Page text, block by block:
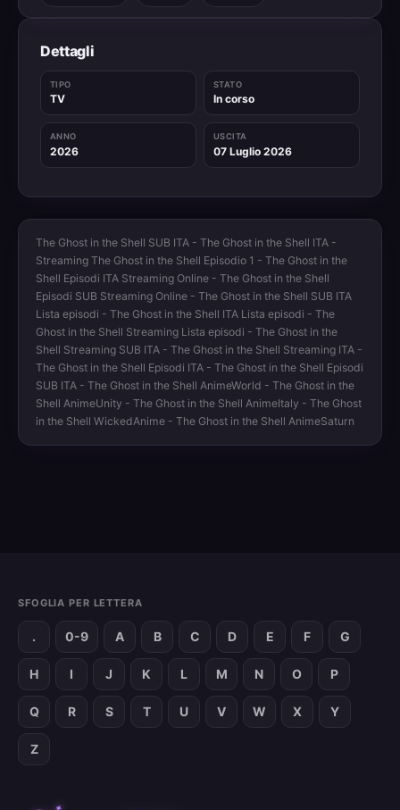
Dettagli
TIPO
TV
STATO
In corso
ANNO
2026
USCITA
07 Luglio 2026
The Ghost in the Shell SUB ITA - The Ghost in the Shell ITA -
Streaming The Ghost in the Shell Episodio 1 - The Ghost in the
Shell Episodi ITA Streaming Online - The Ghost in the Shell
Episodi SUB Streaming Online - The Ghost in the Shell SUB ITA
Lista episodi - The Ghost in the Shell ITA Lista episodi - The
Ghost in the Shell Streaming Lista episodi - The Ghost in the
Shell Streaming SUB ITA - The Ghost in the Shell Streaming ITA -
The Ghost in the Shell Episodi ITA - The Ghost in the Shell Episodi
SUB ITA - The Ghost in the Shell AnimeWorld - The Ghost in the
Shell AnimeUnity - The Ghost in the Shell AnimeItaly - The Ghost
in the Shell WickedAnime - The Ghost in the Shell AnimeSaturn
SFOGLIA PER LETTERA
. 0-9 A B C D E F G
H I J K L M N O P
Q R S T U V W X Y
Z